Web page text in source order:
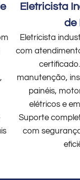
Eletricista
de
Eletricista
com
manutenção,
painéis,
elétricos e
Suporte
com